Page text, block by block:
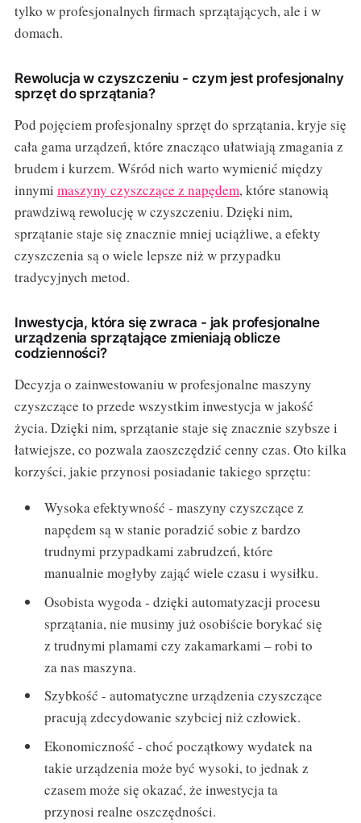
tylko w profesjonalnych firmach sprzątających, ale i w
domach.
Rewolucja w czyszczeniu - czym jest profesjonalny
sprzęt do sprzątania?
Pod pojęciem profesjonalny sprzęt do sprzątania, kryje się
cała gama urządzeń, które znacząco ułatwiają zmagania z
brudem i kurzem. Wśród nich warto wymienić między
innymi maszyny czyszczące z napędem, które stanowią
prawdziwą rewolucję w czyszczeniu. Dzięki nim,
sprzątanie staje się znacznie mniej uciążliwe, a efekty
czyszczenia są o wiele lepsze niż w przypadku
tradycyjnych metod.
Inwestycja, która się zwraca - jak profesjonalne
urządzenia sprzątające zmieniają oblicze
codzienności?
Decyzja o zainwestowaniu w profesjonalne maszyny
czyszczące to przede wszystkim inwestycja w jakość
życia. Dzięki nim, sprzątanie staje się znacznie szybsze i
łatwiejsze, co pozwala zaoszczędzić cenny czas. Oto kilka
korzyści, jakie przynosi posiadanie takiego sprzętu:
Wysoka efektywność - maszyny czyszczące z
napędem są w stanie poradzić sobie z bardzo
trudnymi przypadkami zabrudzeń, które
manualnie mogłyby zająć wiele czasu i wysiłku.
Osobista wygoda - dzięki automatyzacji procesu
sprzątania, nie musimy już osobiście borykać się
z trudnymi plamami czy zakamarkami – robi to
za nas maszyna.
Szybkość - automatyczne urządzenia czyszczące
pracują zdecydowanie szybciej niż człowiek.
Ekonomiczność - choć początkowy wydatek na
takie urządzenia może być wysoki, to jednak z
czasem może się okazać, że inwestycja ta
przynosi realne oszczędności.